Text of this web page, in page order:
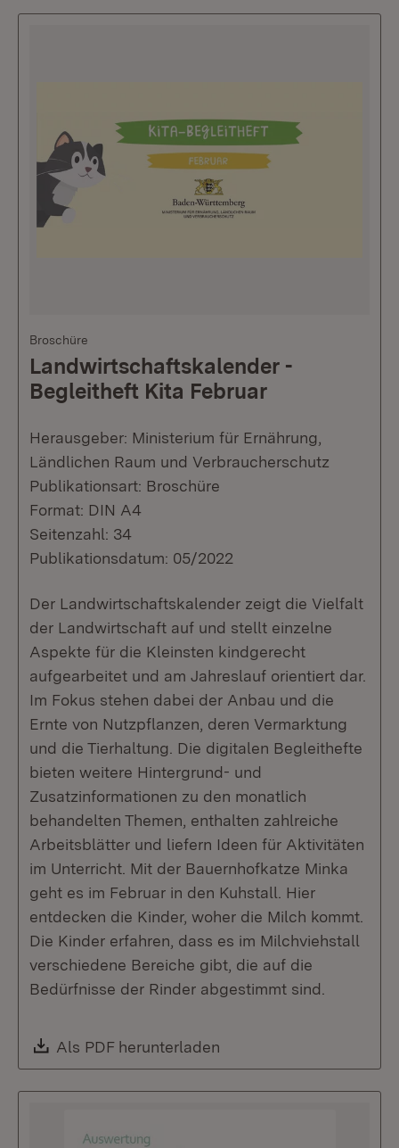
Broschüre
Landwirtschaftskalender -
Begleitheft Kita Februar
Herausgeber: Ministerium für Ernährung,
Ländlichen Raum und Verbraucherschutz
Publikationsart: Broschüre
Format: DIN A4
Seitenzahl: 34
Publikationsdatum: 05/2022
Der Landwirtschaftskalender zeigt die Vielfalt
der Landwirtschaft auf und stellt einzelne
Aspekte für die Kleinsten kindgerecht
aufgearbeitet und am Jahreslauf orientiert dar.
Im Fokus stehen dabei der Anbau und die
Ernte von Nutzpflanzen, deren Vermarktung
und die Tierhaltung. Die digitalen Begleithefte
bieten weitere Hintergrund- und
Zusatzinformationen zu den monatlich
behandelten Themen, enthalten zahlreiche
Arbeitsblätter und liefern Ideen für Aktivitäten
im Unterricht. Mit der Bauernhofkatze Minka
geht es im Februar in den Kuhstall. Hier
entdecken die Kinder, woher die Milch kommt.
Die Kinder erfahren, dass es im Milchviehstall
verschiedene Bereiche gibt, die auf die
Bedürfnisse der Rinder abgestimmt sind.
Download:
Als PDF herunterladen